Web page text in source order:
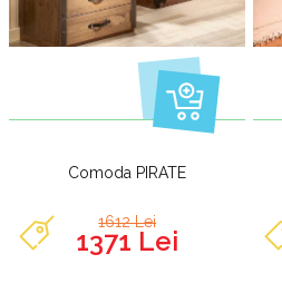
Comoda PIRATE
1612 Lei
1371 Lei